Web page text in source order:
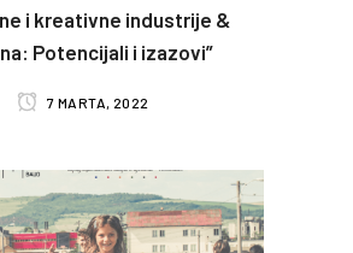
i kreativne industrije &
Potencijali i izazovi”
7 MARTA, 2022